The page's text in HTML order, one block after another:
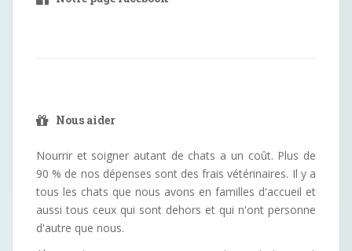
Nous aider
Nourrir et soigner autant de chats a un coût. Plus de
90 % de nos dépenses sont des frais vétérinaires. Il y a
tous les chats que nous avons en familles d'accueil et
aussi tous ceux qui sont dehors et qui n'ont personne
d'autre que nous.